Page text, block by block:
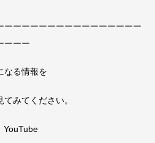
ーーーーーーーーーーーーーーーー
ーーー
なる情報を
みてください。
YouTube